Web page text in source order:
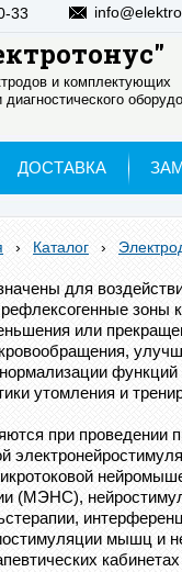
и комплектующих
33
ДОСТАВКА
› Каталог ›
для
зоны
или
функций
ки утомления и
при проведении
(МЭНС),
мышц и